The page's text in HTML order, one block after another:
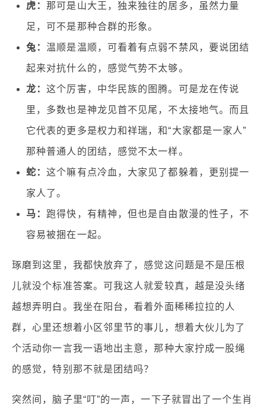
虎： 那可是山大王，独来独往的居多，虽然力量
足，可不是那种合群的形象。
兔： 温顺是温顺，可看着有点弱不禁风，要说团结
起来对抗什么的，感觉气势不太够。
龙：这个厉害，中华民族的图腾。可是龙在传说
里，多数也是神龙见首不见尾，不太接地气。而且
它代表的更多是权力和祥瑞，和“大家都是一家人”
那种普通人的团结，感觉不太一样。
蛇：这个嘛有点冷血，大家见了都躲着，更别提一
家人了。
马： 跑得快，有精神，但也是自由散漫的性子，不
容易被捆在一起。
琢磨到这里，我都快放弃了，感觉这问题是不是压根
儿就没个标准答案。可我这人就爱较真，越是没头绪
越想弄明白。我坐在阳台，看着外面稀稀拉拉的人
群，心里还想着小区邻里节的事儿，想着大伙儿为了
个活动你一言我一语地出主意，那种大家拧成一股绳
的感觉，特别那不就是团结吗？
突然间，脑子里“叮”的一声，一下子就冒出了一个生肖